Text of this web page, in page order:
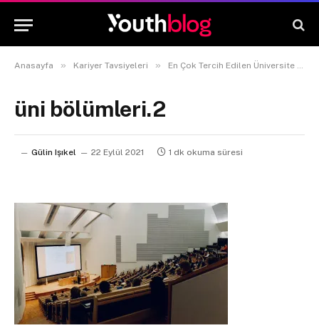
Anasayfa » Kariyer Tavsiyeleri » En Çok Tercih Edilen Üniversite Bölümleri Neler?
üni bölümleri.2
Gülin Işıkel 22 Eylül 2021 1 dk okuma süresi